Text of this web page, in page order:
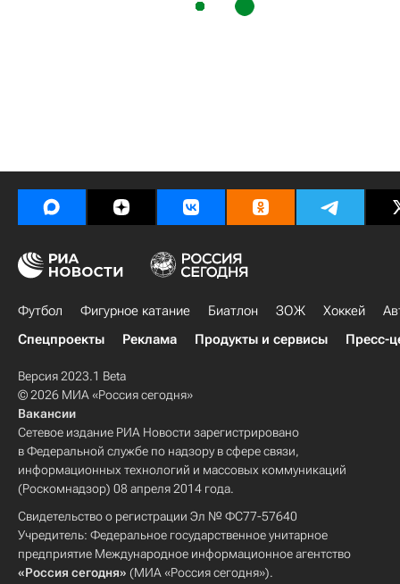
Футбол Фигурное катание Биатлон ЗОЖ Хоккей
Спецпроекты
Реклама Продукты и сервисы Пресс-
Версия 2023.1 Beta
© 2026 МИА «Россия сегодня»
Вакансии
Сетевое издание РИА Новости зарегистрировано
в Федеральной службе по надзору в сфере связи,
информационных технологий и массовых коммуникаций
(Роскомнадзор) 08 апреля 2014 года.
Свидетельство о регистрации Эл № ФС77-57640
Учредитель: Федеральное государственное унитарное
предприятие Международное информационное агентство
«Россия сегодня» (МИА «Россия сегодня»).